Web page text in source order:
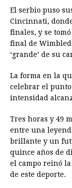
k
e
r
El serbio puso
Cincinnati,
finales, y se
final de
‘grande’ de su
La forma en la
celebrar el
intensidad
Tres horas y 49
entre una
brillante y un
quince años de
el campo reinó
de este deporte.